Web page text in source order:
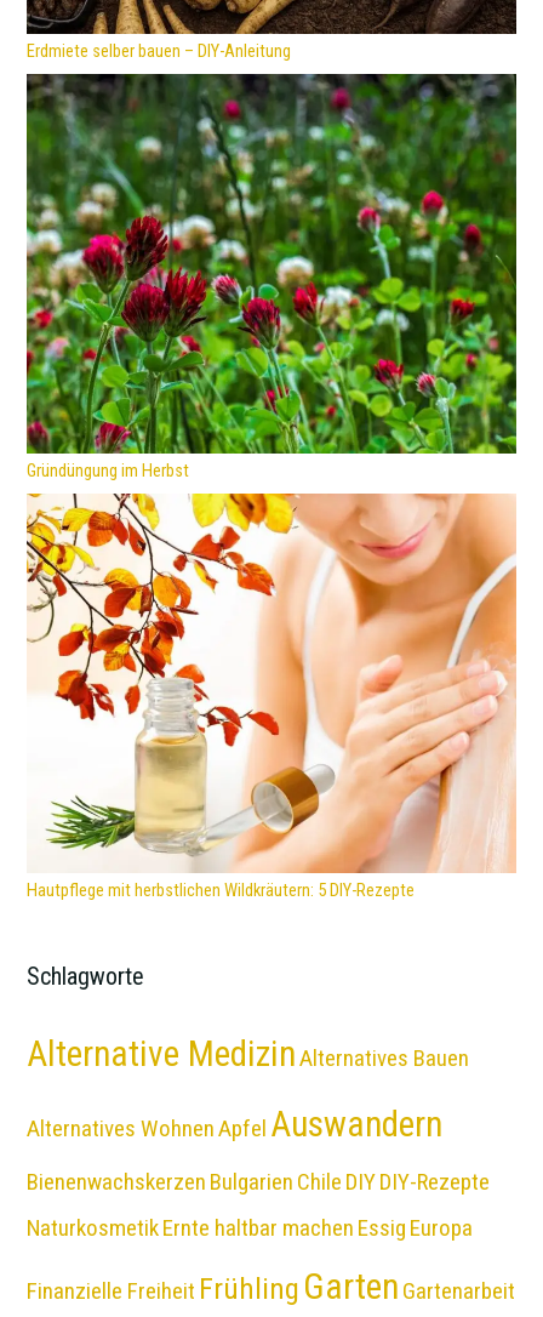
Erdmiete selber bauen – DIY-Anleitung
Gründüngung im Herbst
Hautpflege mit herbstlichen Wildkräutern: 5 DIY-Rezepte
Schlagworte
Alternative MedizinAlternatives Bauen
Alternatives WohnenApfel Auswandern
Bienenwachskerzen Bulgarien Chile DIYDIY-Rezepte
NaturkosmetikErnte haltbar machen Essig Europa
Finanzielle Freiheit Frühling Garten Gartenarbeit